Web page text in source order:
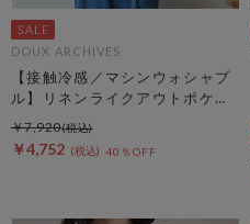
DOUX ARCHIVES
【接触冷感／マシンウォシャブ
ル】リネンライクアウトポケッ
トシャツ
￥4,752 40％OFF
￥7,920